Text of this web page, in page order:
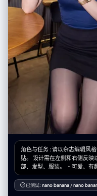
纸板棕。模块设计显得普通、
第5级（最底层）：拉完了 调研填充标准：调研中发现的公认“避雷针”、“智
商税”、灾难级失败产品或甚
品牌或者人名不要含糊其辞。 视觉表现：挤在画面最底部或角落，视觉空间
被压缩。色调为绝望黑、惨白
腐烂的视觉效果。展示那些著
逃”、“大冤种”）。
角色与任务 : 请以杂志编辑风
贴。 设计需在左侧和右侧反映以下内容。 左侧： ・完全
部、发型、服装。 ・可爱、有
亮，杂志品质的照片。 ・宽度占整体的60%。
上整理好的商品网格 ・[数量]
了根据图像推测的内衣（胸罩
已测试: nano banana /nano